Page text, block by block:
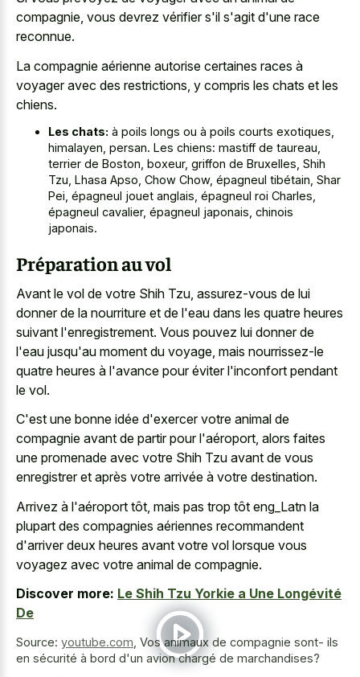
compagnie, vous devrez vérifier s'il s'agit d'une race
reconnue.
La compagnie aérienne autorise certaines races à
voyager avec des restrictions, y compris les chats et les
chiens.
Les chats: à poils longs ou à poils courts exotiques,
himalayen, persan. Les chiens: mastiff de taureau,
terrier de Boston, boxeur, griffon de Bruxelles, Shih
Tzu, Lhasa Apso, Chow Chow, épagneul tibétain, Shar
Pei, épagneul jouet anglais, épagneul roi Charles,
épagneul cavalier, épagneul japonais, chinois
japonais.
Préparation au vol
Avant le vol de votre Shih Tzu, assurez-vous de lui
donner de la nourriture et de l'eau dans les quatre heures
suivant l'enregistrement. Vous pouvez lui donner de
l'eau jusqu'au moment du voyage, mais nourrissez-le
quatre heures à l'avance pour éviter l'inconfort pendant
le vol.
C'est une bonne idée d'exercer votre animal de
compagnie avant de partir pour l'aéroport, alors faites
une promenade avec votre Shih Tzu avant de vous
enregistrer et après votre arrivée à votre destination.
Arrivez à l'aéroport tôt, mais pas trop tôt eng_Latn la
plupart des compagnies aériennes recommandent
d'arriver deux heures avant votre vol lorsque vous
voyagez avec votre animal de compagnie.
Discover more: Le Shih Tzu Yorkie a Une Longévité
De
Source: youtube.com Vos animaux de compagnie sont- ils
en sécurité à bord d'un avion chargé de marchandises?